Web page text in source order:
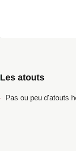
Les atouts
Pas ou peu d'atouts